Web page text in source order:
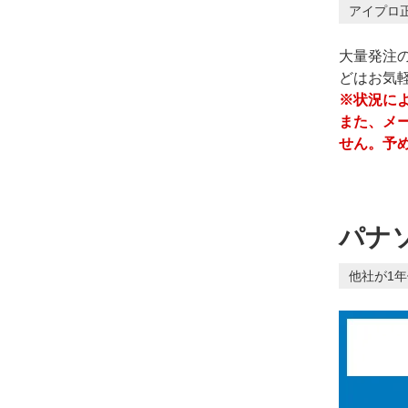
アイプロ
大量発注
どはお気
※状況に
また、メ
せん。予
パナ
他社が1